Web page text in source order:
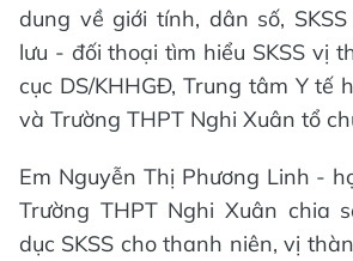
dung về giới tính, dân số,
lưu - đối thoại tìm hiểu SKSS vị
cục DS/KHHGĐ, Trung tâm Y tế
và Trường THPT Nghi Xuân tổ
Em Nguyễn Thị Phương Linh -
Trường THPT Nghi Xuân chia
dục SKSS cho thanh niên, vị